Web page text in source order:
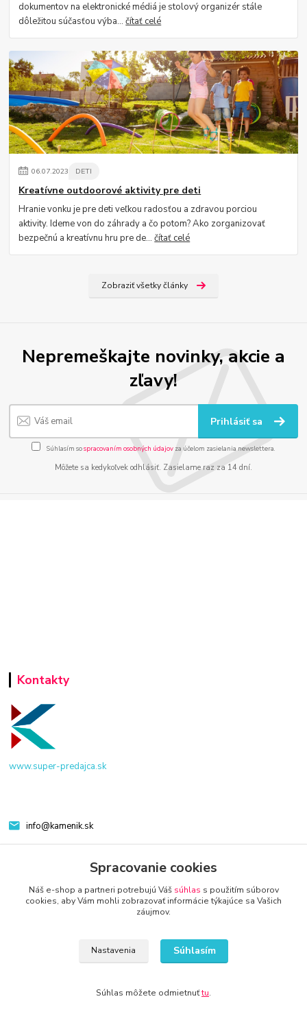
dokumentov na elektronické médiá je stolový organizér stále
dôležitou súčasťou výba...čítať celé
06.07.2023 DETI
Kreatívne outdoorové aktivity pre deti
Hranie vonku je pre deti veľkou radosťou a zdravou porciou
aktivity. Ideme von do záhrady a čo potom? Ako zorganizovať
bezpečnú a kreatívnu hru pre de...čítať celé
Zobraziť všetky články
Nepremeškajte novinky, akcie a
zľavy!
Prihlásiť sa
Súhlasím sospracovaním osobných údajov za účelom zasielania newslettera.
Môžete sa kedykoľvek odhlásiť. Zasielame raz za 14 dní.
Kontakty
www.super-predajca.sk
info@kamenik.sk
Spracovanie cookies
Náš e-shop a partneri potrebujú Váš súhlas s použitím súborov
cookies, aby Vám mohli zobrazovať informácie týkajúce sa Vašich
záujmov.
Nastavenia Súhlasím
Súhlas môžete odmietnuťtu.